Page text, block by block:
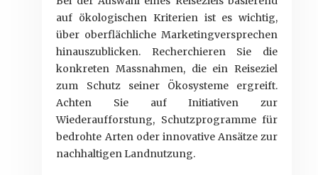
auf ökologischen Kriterien ist es wichtig,
über oberflächliche Marketingversprechen
hinauszublicken. Recherchieren Sie die
konkreten Massnahmen, die ein Reiseziel
zum Schutz seiner Ökosysteme ergreift.
Achten Sie auf Initiativen zur
Wiederaufforstung, Schutzprogramme für
bedrohte Arten oder innovative Ansätze zur
nachhaltigen Landnutzung.